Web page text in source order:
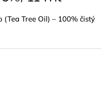
Tree Oil) – 100% čistý